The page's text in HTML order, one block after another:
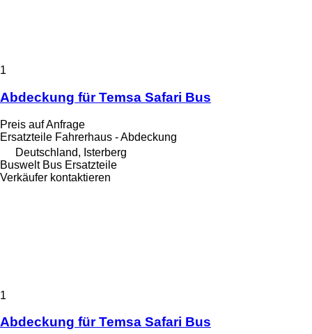
1
Abdeckung für Temsa Safari Bus
Preis auf Anfrage
Ersatzteile Fahrerhaus - Abdeckung
Deutschland, Isterberg
Buswelt Bus Ersatzteile
Verkäufer kontaktieren
1
Abdeckung für Temsa Safari Bus